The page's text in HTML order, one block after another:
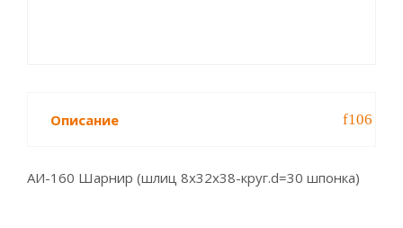
Описание
АИ-160 Шарнир (шлиц 8x32x38-круг.d=30 шпонка)